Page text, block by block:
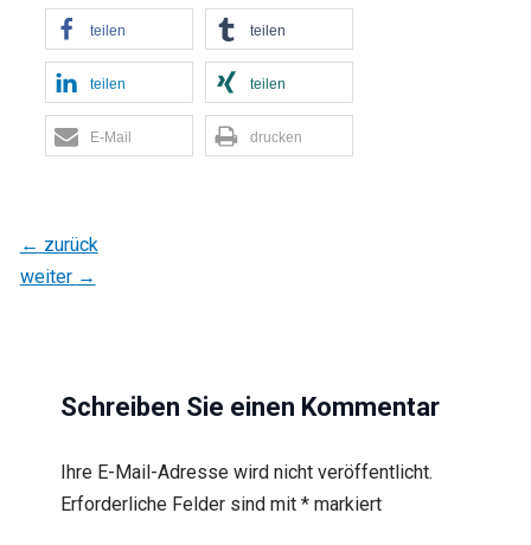
teilen teilen
teilen teilen
E-Mail drucken
← zurück
weiter →
Schreiben Sie einen Kommentar
Ihre E-Mail-Adresse wird nicht veröffentlicht.
Erforderliche Felder sind mit *markiert